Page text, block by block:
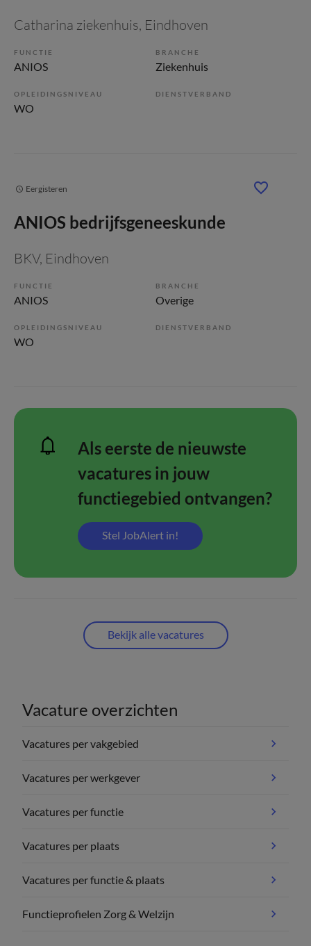
Catharina ziekenhuis, Eindhoven
FUNCTIE
ANIOS
BRANCHE
Ziekenhuis
OPLEIDINGSNIVEAU
WO
DIENSTVERBAND
Eergisteren
ANIOS bedrijfsgeneeskunde
BKV, Eindhoven
FUNCTIE
ANIOS
BRANCHE
Overige
OPLEIDINGSNIVEAU
WO
DIENSTVERBAND
Als eerste de nieuwste
vacatures in jouw
functiegebied ontvangen?
Stel JobAlert in!
Bekijk alle vacatures
Vacature overzichten
Vacatures per vakgebied
Vacatures per werkgever
Vacatures per functie
Vacatures per plaats
Vacatures per functie & plaats
Functieprofielen Zorg & Welzijn